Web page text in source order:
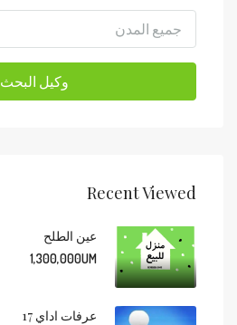
جميع المدن
وكيل البحث
Recent Viewed
عين الطلح
1,300,000UM
عرفات اداي 17